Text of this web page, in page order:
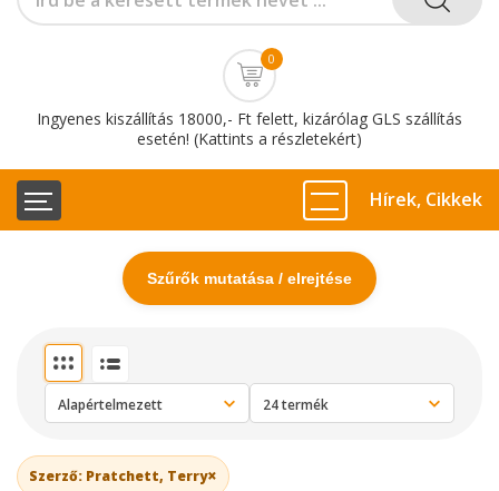
0
Ingyenes kiszállítás 18000,- Ft felett, kizárólag GLS szállítás
esetén! (Kattints a részletekért)
Hírek, Cikkek
Szűrők mutatása / elrejtése
Szerző: Pratchett, Terry×